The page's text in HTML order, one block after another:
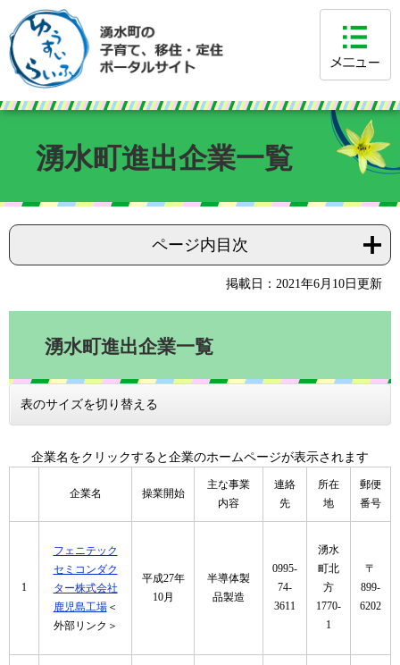
湧水町進出企業一覧
ページ内目次
掲載日：2021年6月10日更新
湧水町進出企業一覧
表のサイズを切り替える
企業名をクリックすると企業のホームページが表示されます
企業名 操業開始
主な事業
内容
連絡
先
所在
地
郵便
番号
1
フェニテック
セミコンダク
ター株式会社
鹿児島工場＜
外部リンク＞
平成27年
10月
半導体製
品製造
0995-
74-
3611
湧水
町北
方
1770-
1
〒
899-
6202